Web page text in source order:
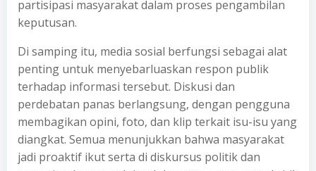
partisipasi masyarakat dalam proses pengambilan
keputusan.
Di samping itu, media sosial berfungsi sebagai alat
penting untuk menyebarluaskan respon publik
terhadap informasi tersebut. Diskusi dan
perdebatan panas berlangsung, dengan pengguna
membagikan opini, foto, dan klip terkait isu-isu yang
diangkat. Semua menunjukkan bahwa masyarakat
jadi proaktif ikut serta di diskursus politik dan